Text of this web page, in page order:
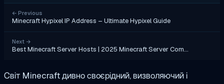
← Previous
Minecraft Hypixel IP Address – Ultimate Hypixel Guide
Next →
Best Minecraft Server Hosts | 2025 Minecraft Server Com…
Світ Minecraft дивно своєрідний, визволяючий і